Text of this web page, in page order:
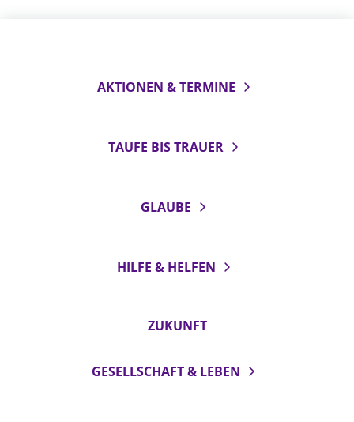
AKTIONEN & TERMINE
TAUFE BIS TRAUER
GLAUBE
HILFE & HELFEN
ZUKUNFT
GESELLSCHAFT & LEBEN